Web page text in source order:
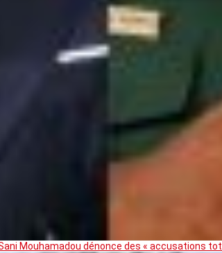
Mouhamadou dénonce des « accusations